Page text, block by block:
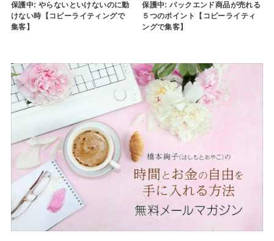
保護中: やらないといけないのに動
けない時【コピーライティングで
集客】
保護中: バックエンド商品が売れる
５つのポイント【コピーライティ
ングで集客】